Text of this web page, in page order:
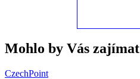
Mohlo by Vás zajímat
CzechPoint